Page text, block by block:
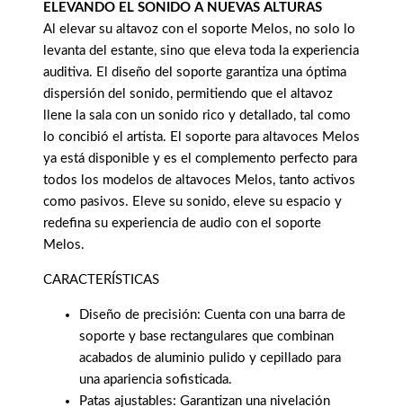
ELEVANDO EL SONIDO A NUEVAS ALTURAS
Al elevar su altavoz con el soporte Melos, no solo lo
levanta del estante, sino que eleva toda la experiencia
auditiva. El diseño del soporte garantiza una óptima
dispersión del sonido, permitiendo que el altavoz
llene la sala con un sonido rico y detallado, tal como
lo concibió el artista. El soporte para altavoces Melos
ya está disponible y es el complemento perfecto para
todos los modelos de altavoces Melos, tanto activos
como pasivos. Eleve su sonido, eleve su espacio y
redefina su experiencia de audio con el soporte
Melos.
CARACTERÍSTICAS
Diseño de precisión: Cuenta con una barra de
soporte y base rectangulares que combinan
acabados de aluminio pulido y cepillado para
una apariencia sofisticada.
Patas ajustables: Garantizan una nivelación